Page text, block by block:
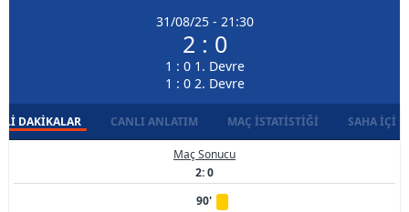
31/08/25 - 21:30
2 : 0
1 : 0 1. Devre
1 : 0 2. Devre
DAKIKALAR CANLI ANLATIM MAÇ İSTATISTIĞI SAHA İÇI
Maç Sonucu
2: 0
90'